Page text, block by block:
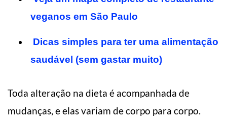
veganos em São Paulo
Dicas simples para ter uma alimentação
saudável (sem gastar muito)
Toda alteração na dieta é acompanhada de
mudanças, e elas variam de corpo para corpo.